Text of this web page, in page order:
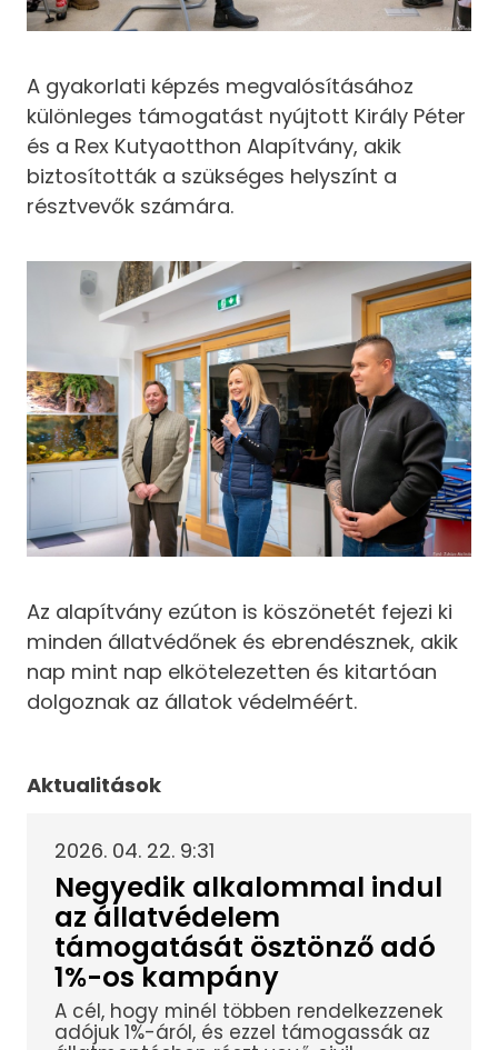
A gyakorlati képzés megvalósításához
különleges támogatást nyújtott Király Péter
és a Rex Kutyaotthon Alapítvány, akik
biztosították a szükséges helyszínt a
résztvevők számára.
Az alapítvány ezúton is köszönetét fejezi ki
minden állatvédőnek és ebrendésznek, akik
nap mint nap elkötelezetten és kitartóan
dolgoznak az állatok védelméért.
Aktualitások
2026. 04. 22. 9:31
Negyedik alkalommal indul
az állatvédelem
támogatását ösztönző adó
1%-os kampány
A cél, hogy minél többen rendelkezzenek
adójuk 1%-áról, és ezzel támogassák az